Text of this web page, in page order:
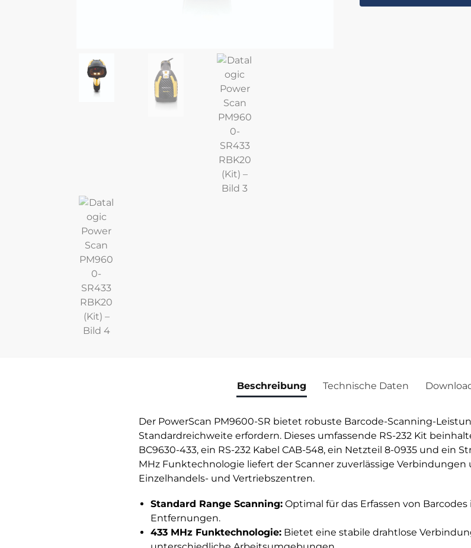
Beschreibung Technische Daten
Der PowerScan PM9600-SR bietet robuste Barcode-Scanning-
Standardreichweite erfordern. Dieses umfassende RS-232 Kit
BC9630-433, ein RS-232 Kabel CAB-548, ein Netzteil 8-0935 und ein
MHz Funktechnologie liefert der Scanner zuverlässige
Einzelhandels- und Vertriebszentren.
Standard Range Scanning:Optimal für das Erfassen von
Entfernungen.
433 MHz Funktechnologie:Bietet eine stabile drahtlose